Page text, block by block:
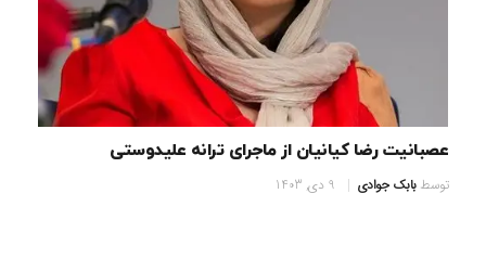
عصبانیت رضا کیانیان از ماجرای ترانه علیدوستی
توسطبابک جوادی 9 دی, 1403